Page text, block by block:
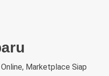
Marketplace Siap